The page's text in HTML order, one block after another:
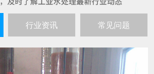
行业资讯 常见问题